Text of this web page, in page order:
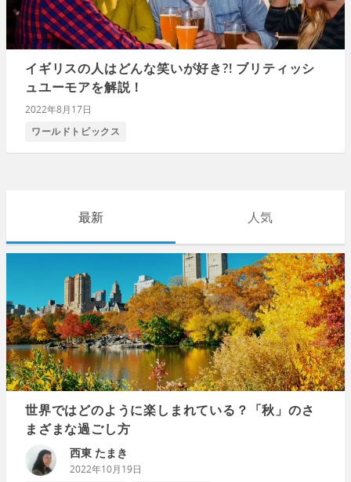
イギリスの人はどんな笑いが好き?! ブリティッシ
ュユーモアを解説！
2022年8月17日
ワールドトピックス
最新 人気
世界ではどのように楽しまれている？「秋」のさ
まざまな過ごし方
西東 たまき
2022年10月19日